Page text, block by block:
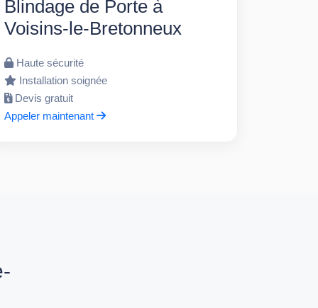
Blindage de Porte à
Voisins-le-Bretonneux
Haute sécurité
Installation soignée
Devis gratuit
Appeler maintenant